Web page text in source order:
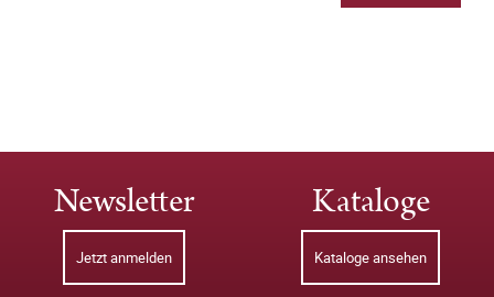
Newsletter
Jetzt anmelden
Kataloge
Kataloge ansehen